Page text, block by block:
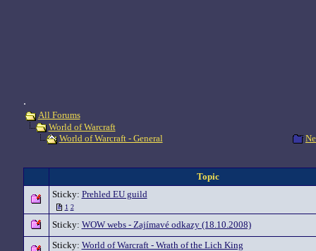
.
All Forums
World of Warcraft
World of Warcraft - General
Topic
Sticky: Prehled EU guild
1 2
Sticky: WOW webs - Zajímavé odkazy (18.10.2008)
Sticky: World of Warcraft - Wrath of the Lich King